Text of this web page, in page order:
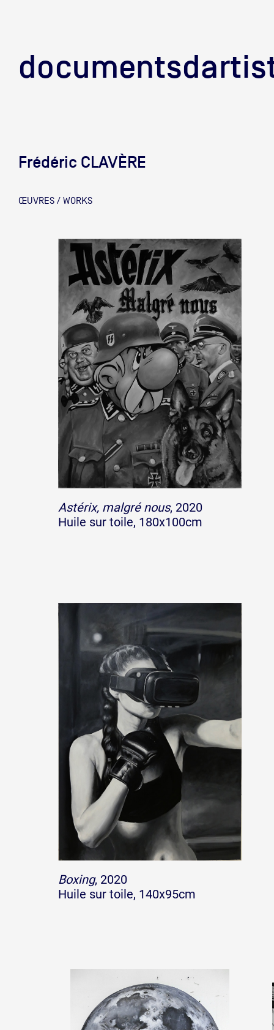
Équipe
Partenaires
Crédits
Actions
Documentation
Visites d'ateliers
Événements
1% œuvres dans
public
Réseau
Artistes
Collection vidéos
Frédéric CLAVÈRE
ŒUVRES / WORKS
Astérix, malgré nous, 2020
Huile sur toile, 180x100cm
Boxing, 2020
Huile sur toile, 140x95cm